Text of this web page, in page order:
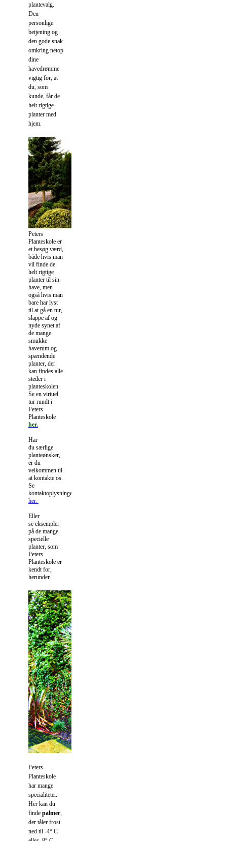
plantevalg.
Den
personlige
betjening og
den gode snak
omkring netop
dine
havedrømme
vigtig for, at
du, som
kunde, får de
helt rigtige
planter med
hjem.
Peters
Planteskole er
et besøg værd,
både hvis man
vil finde de
helt rigtige
planter til sin
have, men
også hvis man
bare har lyst
til at gå en tur,
slappe af og
nyde synet af
de mange
smukke
haverum og
spændende
planter, der
kan findes alle
steder i
planteskolen.
Se en virtuel
tur rundt i
Peters
Planteskole
her.
Har
du særlige
planteønsker,
er du
velkommen til
at kontakte os.
Se
kontaktoplysninger
her.
Eller
se eksempler
på de mange
specielle
planter, som
Peters
Planteskole er
kendt for,
herunder.
Peters
Planteskole
har mange
specialiteter.
Her kan du
finde palmer
der tåler frost
ned til -4° C